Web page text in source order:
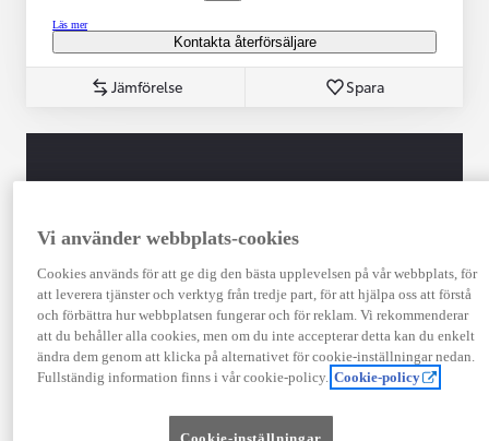
Läs mer
Kontakta återförsäljare
Jämförelse Spara
TOYOTA APPROVED
USED
Garanti upp till 10 år eller 20 000 mil – i
kombination med Toyota Relax
Vi använder webbplats-cookies
Cookies används för att ge dig den bästa upplevelsen på vår webbplats, för
att leverera tjänster och verktyg från tredje part, för att hjälpa oss att förstå
och förbättra hur webbplatsen fungerar och för reklam. Vi rekommenderar
att du behåller alla cookies, men om du inte accepterar detta kan du enkelt
ändra dem genom att klicka på alternativet för cookie-inställningar nedan.
Fullständig information finns i vår cookie-policy. Cookie-policy